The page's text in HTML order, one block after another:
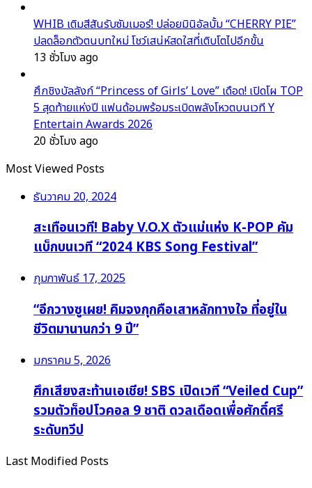
WHIB เติมสีสันรับซัมเมอร์! ปล่อยมินิอัลบั้ม “CHERRY PIE”
ปลดล็อกตัวตนบทใหม่ โชว์เสน่ห์สดใสที่เติบโตไปอีกขั้น
13 ชั่วโมง ago
ศึกชิงบัลลังก์ “Princess of Girls’ Love” เดือด! เปิดโผ TOP
5 สุดท้ายแห่งปี แฟนด้อมพร้อมระเบิดพลังโหวตบนเวที Y
Entertain Awards 2026
20 ชั่วโมง ago
Most Viewed Posts
ธันวาคม 20, 2024
สะเทือนเวที! Baby V.O.X ตัวแม่แห่ง K-POP คัม
แบ็กบนเวที “2024 KBS Song Festival”
กุมภาพันธ์ 17, 2025
“อีกวางซูเผย! คิมจงกุกคือเสาหลักทางใจ ที่อยู่ใน
ชีวิตมานานกว่า 9 ปี”
มกราคม 5, 2026
ศึกเสียงสะท้านเอเชีย! SBS เปิดเวที “Veiled Cup”
รวมตัวท็อปโวคอล 9 ชาติ ดวลเดือดเพื่อศักดิ์ศรี
ระดับทวีป
Last Modified Posts